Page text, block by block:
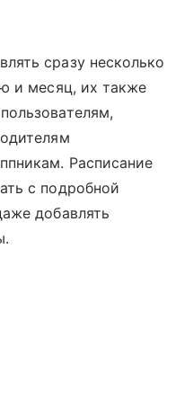
сразу несколько
и месяц, их также
Расписание
с подробной
добавлять